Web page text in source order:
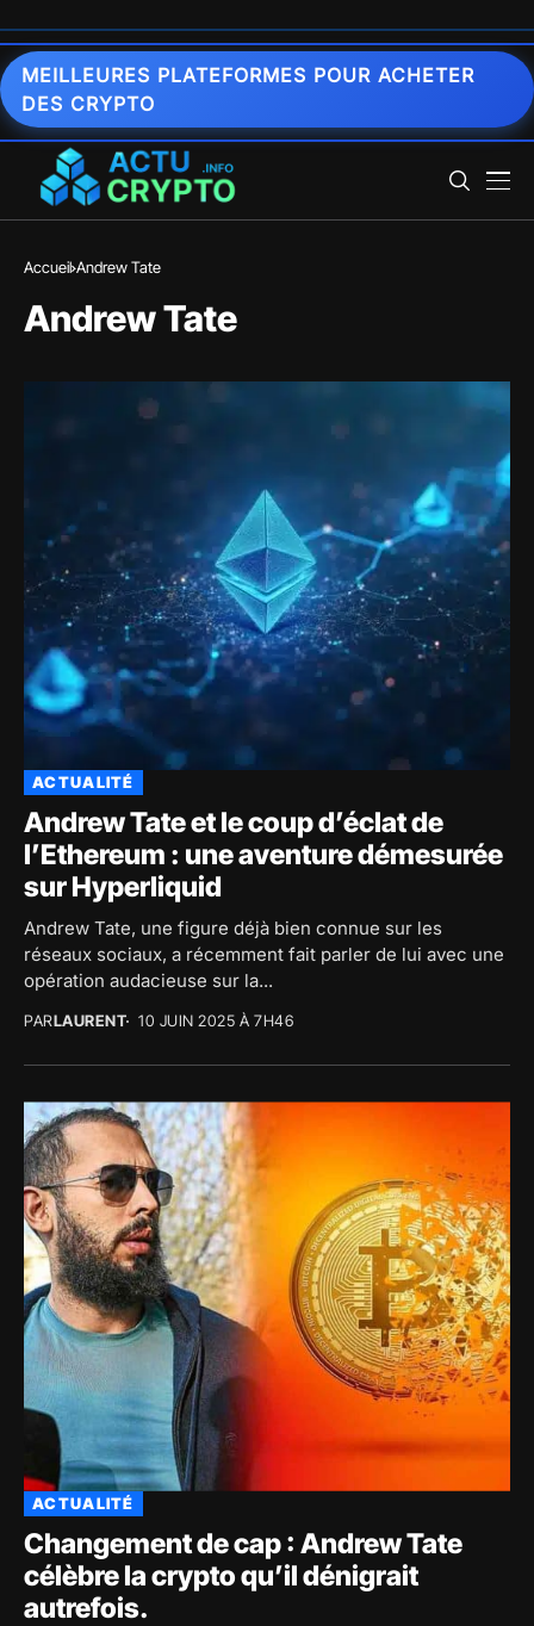
MEILLEURES PLATEFORMES POUR ACHETER
DES CRYPTO
Accueil Andrew Tate
Andrew Tate
ACTUALITÉ
Andrew Tate et le coup d’éclat de
l’Ethereum : une aventure démesurée
sur Hyperliquid
Andrew Tate, une figure déjà bien connue sur les
réseaux sociaux, a récemment fait parler de lui avec une
opération audacieuse sur la...
PARLAURENT 10 JUIN 2025 À 7H46
ACTUALITÉ
Changement de cap : Andrew Tate
célèbre la crypto qu’il dénigrait
autrefois.